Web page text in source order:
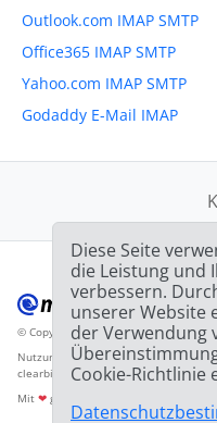
Outlook.com IMAP SMTP
Office365 IMAP SMTP
Yahoo.com IMAP SMTP
Godaddy E-Mail IMAP
© Copyright 2012-2026 Mailbird™
Nutzungsbedingunen
clearbit.com
Mit ❤ gemacht
Diese Seite
die Leistung und
verbessern.
unserer Website
der Verwendung
Cookie-Richtlinie